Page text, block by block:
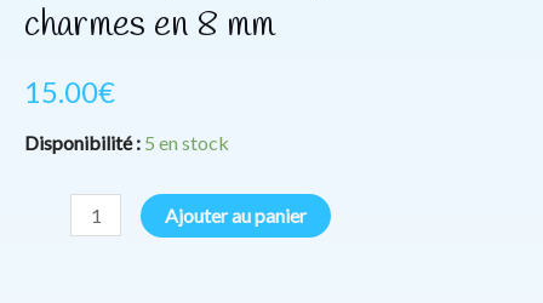
charmes en 8 mm
15.00€
Disponibilité : 5 en stock
Ajouter au panier